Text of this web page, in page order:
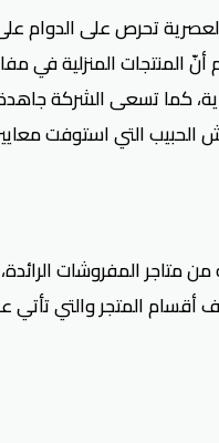
التي استوفت
المتجر والتي تأتي